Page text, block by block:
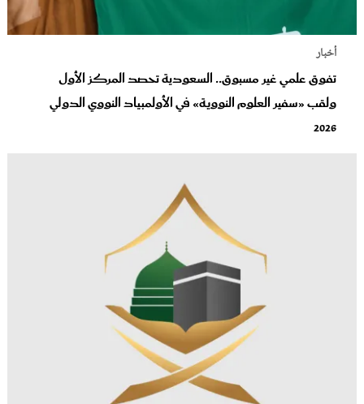
أخبار
تفوق علمي غير مسبوق.. السعودية تحصد المركز الأول
ولقب «سفير العلوم النووية» في الأولمبياد النووي الدولي
2026